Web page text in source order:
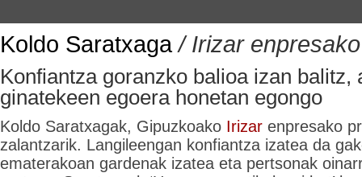
Koldo Saratxaga/ Irizar
Konfiantza goranzko balioa izan balitz,
ginatekeen egoera honetan egongo
Koldo Saratxagak, Gipuzkoako Irizar enpresako
zalantzarik. Langileengan konfiantza izatea da
ematerakoan gardenak izatea eta pertsonak